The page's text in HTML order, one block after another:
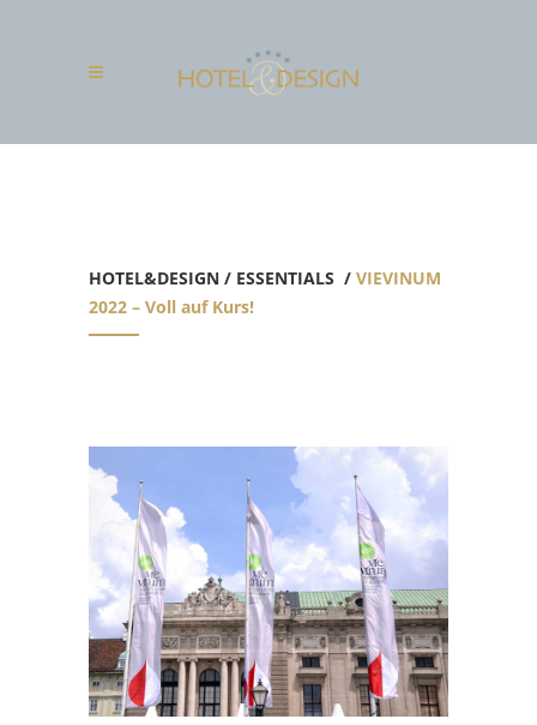
HOTEL&DESIGN / ESSENTIALS / VIEVINUM
2022 – Voll auf Kurs!